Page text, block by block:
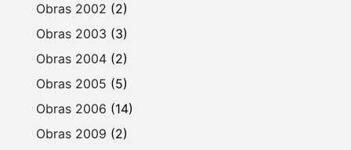
Obras 2002 (2)
Obras 2003 (3)
Obras 2004 (2)
Obras 2005 (5)
Obras 2006 (14)
Obras 2009 (2)